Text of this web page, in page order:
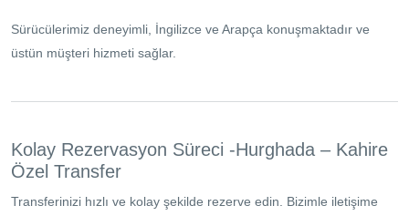
Sürücülerimiz deneyimli, İngilizce ve Arapça konuşmaktadır ve
üstün müşteri hizmeti sağlar.
Kolay Rezervasyon Süreci -Hurghada – Kahire
Özel Transfer
Transferinizi hızlı ve kolay şekilde rezerve edin. Bizimle iletişime